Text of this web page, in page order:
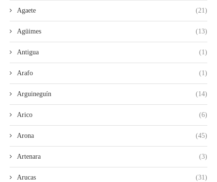
Agaete (21)
Agüimes (13)
Antigua (1)
Arafo (1)
Arguineguín (14)
Arico (6)
Arona (45)
Artenara (3)
Arucas (31)